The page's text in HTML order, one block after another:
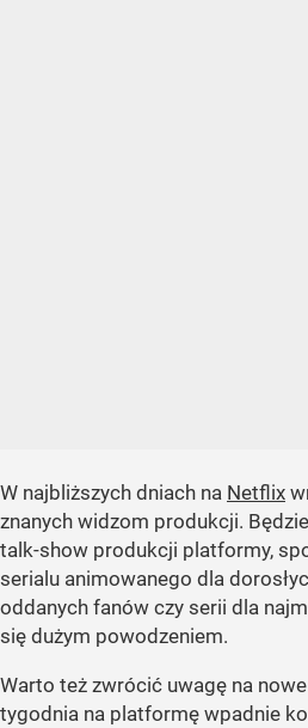
W najbliższych dniach na Netflix
znanych widzom produkcji.
talk-show produkcji platformy,
serialu animowanego dla
oddanych fanów czy serii dla
się dużym powodzeniem.
Warto też zwrócić uwagę na
tygodnia na platformę wpadnie